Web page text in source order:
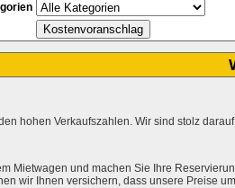
hohen Verkaufszahlen. Wir sind stolz
Mietwagen und machen Sie Ihre
wir Ihnen versichern, dass unsere Preise